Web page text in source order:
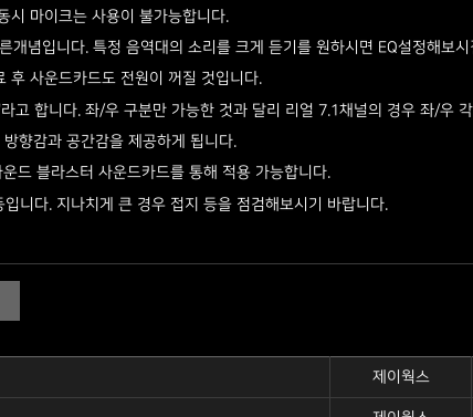
마이크는 사용이 불가능합니다.
념입니다. 특정 음역대의 소리를 크게 듣기를 원하시면 EQ설정해보시
후 사운드카드도 전원이 꺼질 것입니다.
합니다. 좌/우 구분만 가능한 것과 달리 리얼 7.1채널의 경우 좌/우
향감과 공간감을 제공하게 됩니다.
드 블라스터 사운드카드를 통해 적용 가능합니다.
니다. 지나치게 큰 경우 접지 등을 점검해보시기 바랍니다.
제이웍스